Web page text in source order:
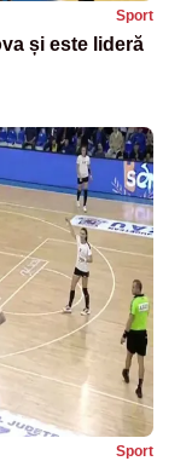
Sport
și este lideră
Sport